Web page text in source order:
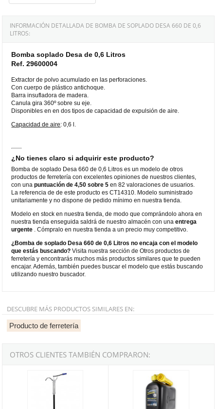
INFORMACIÓN DETALLADA DE BOMBA DE SOPLADO DESA 660 DE 0,6
LITROS:
Bomba soplado Desa de 0,6 Litros
Ref. 29600004
Extractor de polvo acumulado en las perforaciones.
Con cuerpo de plástico antichoque.
Barra insufladora de madera.
Canula gira 360º sobre su eje.
Disponibles en en dos tipos de capacidad de expulsión de aire.
Capacidad de aire: 0,6 l.
¿No tienes claro si adquirir este producto?
Bomba de soplado Desa 660 de 0,6 Litros es un modelo de otros
productos de ferretería con excelentes opiniones de nuestros clientes,
con unapuntuación de 4,50 sobre 5 en 82 valoraciones de usuarios.
La referencia de de este producto es CT14310. Modelo suministrado
unitariamente y no dispone de pedido mínimo en nuestra tienda.
Modelo en stock en nuestra tienda, de modo que comprándolo ahora en
nuestra tienda enseguida saldrá de nuestro almacén con unaentrega
urgente . Cómpralo en nuestra tienda a un precio muy competitivo.
¿Bomba de soplado Desa 660 de 0,6 Litros no encaja con el modelo
que estás buscando? Visita nuestra sección de Otros productos de
ferretería y encontrarás muchos más productos similares que te pueden
encajar. Además, también puedes buscar el modelo que estás buscando
utilizando nuestro buscador.
DESCUBRE MÁS PRODUCTOS SIMILARES EN:
Producto de ferretería
OTROS CLIENTES TAMBIÉN COMPRARON: